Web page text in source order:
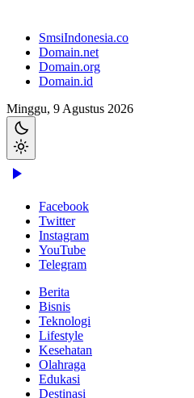
SmsiIndonesia.co
Domain.net
Domain.org
Domain.id
Minggu, 9 Agustus 2026
Facebook
Twitter
Instagram
YouTube
Telegram
Berita
Bisnis
Teknologi
Lifestyle
Kesehatan
Olahraga
Edukasi
Destinasi